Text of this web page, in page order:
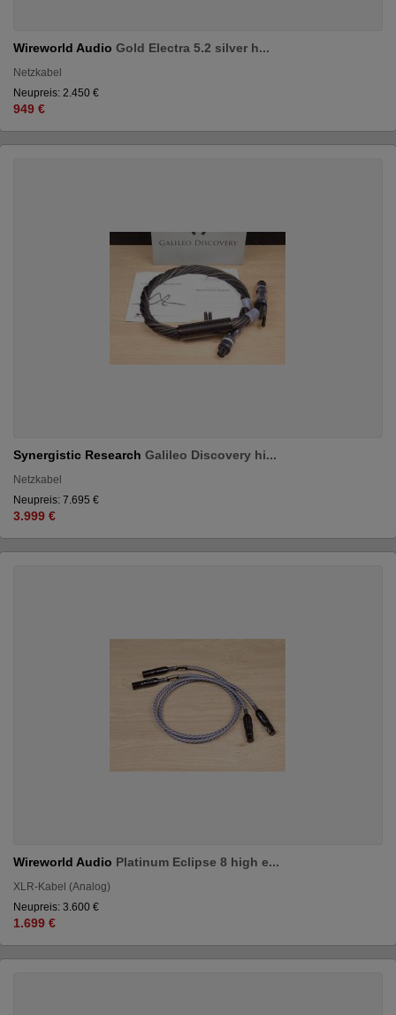
Wireworld Audio Gold Electra 5.2 silver h...
Netzkabel
Neupreis: 2.450 €
949 €
Synergistic Research Galileo Discovery hi...
Netzkabel
Neupreis: 7.695 €
3.999 €
Wireworld Audio Platinum Eclipse 8 high e...
XLR-Kabel (Analog)
Neupreis: 3.600 €
1.699 €